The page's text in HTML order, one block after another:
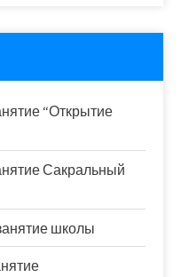
“Открытие
Сакральный
школы